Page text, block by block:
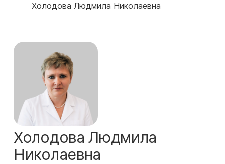
Холодова Людмила Николаевна
Холодова Людмила
Николаевна